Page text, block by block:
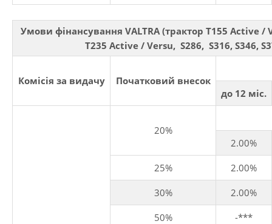
Умови фінансування VALTRA (трактор T155 Active
T235 Active / Versu, S286, S316, S346,
Комісія за видачу
Початковий внесок
до 12 міс.
20%
2.00%
25% 2.00%
30% 2.00%
50% -***